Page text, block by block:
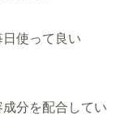
日使って良い
分を配合してい